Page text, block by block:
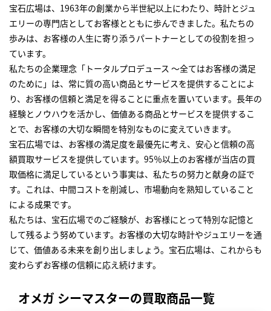
宝石広場は、1963年の創業から半世紀以上にわたり、時計とジュ
エリーの専門店としてお客様とともに歩んできました。私たちの
歩みは、お客様の人生に寄り添うパートナーとしての役割を担っ
ています。
私たちの企業理念「トータルプロデュース ～全てはお客様の満足
のために」は、常に質の高い商品とサービスを提供することによ
り、お客様の信頼と満足を得ることに重点を置いています。長年の
経験とノウハウを活かし、価値ある商品とサービスを提供するこ
とで、お客様の大切な瞬間を特別なものに変えていきます。
宝石広場では、お客様の満足度を最優先に考え、安心と信頼の高
額買取サービスを提供しています。95％以上のお客様が当店の買
取価格に満足しているという事実は、私たちの努力と献身の証で
す。これは、中間コストを削減し、市場動向を熟知していること
による成果です。
私たちは、宝石広場でのご経験が、お客様にとって特別な記憶と
して残るよう努めています。お客様の大切な時計やジュエリーを通
じて、価値ある未来を創り出しましょう。宝石広場は、これからも
変わらずお客様の信頼に応え続けます。
オメガ シーマスターの買取商品一覧